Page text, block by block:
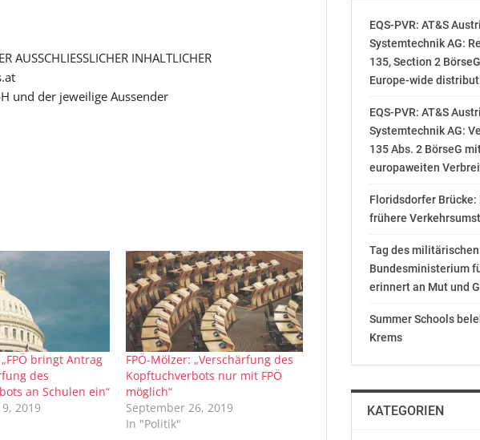
AUSSCHLIESSLICHER INHALTLICHER
und der jeweilige Aussender
bringt Antrag
des
an Schulen ein“
2019
FPÖ-Mölzer: „Verschärfung des
Kopftuchverbots nur mit FPÖ
möglich“
September 26, 2019
In "Politik"
EQS-PVR: AT&S
Systemtechnik AG:
135, Section 2
Europe-wide
EQS-PVR: AT&S
Systemtechnik AG:
135 Abs. 2 BörseG
europaweiten
Floridsdorfer
frühere
Tag des
Bundesministerium
erinnert an Mut und
Summer Schools
Krems
KATEGORIEN